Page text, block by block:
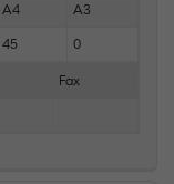
A4 A3
45 0
Fax